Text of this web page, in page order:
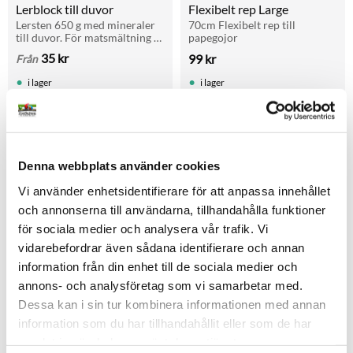
Denna webbplats använder cookies
Vi använder enhetsidentifierare för att anpassa innehållet
och annonserna till användarna, tillhandahålla funktioner
för sociala medier och analysera vår trafik. Vi
vidarebefordrar även sådana identifierare och annan
information från din enhet till de sociala medier och
annons- och analysföretag som vi samarbetar med.
Dessa kan i sin tur kombinera informationen med annan
information som du har tillhandahållit eller som de har
Lerblock till duvor
Lersten 650 g med mineraler
till duvor. För matsmältning
rasduvor och andra fåglar.
Från 35 kr
i lager
Flexibelt rep Large
70cm Flexibelt rep till
papegojor
99kr
i lager
Rep och Trä Leksak 40 cm
Robust leksak med träbitar
klättring och tugg hos
Lägg till i favoriter